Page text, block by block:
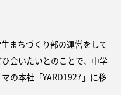
まちづくり部の運営をして
会いたいとのことで、中学
の本社「YARD1927」に移